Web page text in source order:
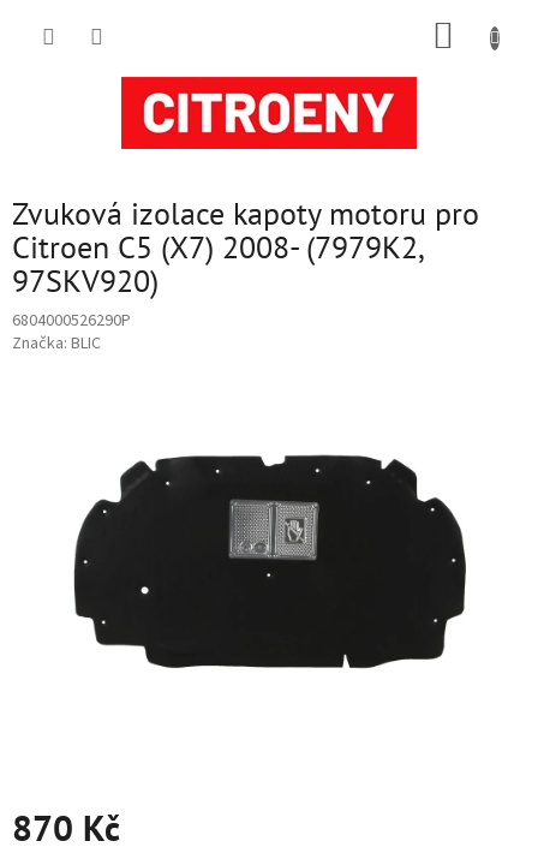
Zvuková izolace kapoty motoru pro
Citroen C5 (X7) 2008- (7979K2,
97SKV920)
6804000526290P
Značka: BLIC
870 Kč